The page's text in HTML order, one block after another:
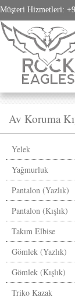
Müşteri Hizmetleri:
Av Koruma
Yelek
Yağmurluk
Pantalon (Yazlık)
Pantalon (Kışlık)
Takım Elbise
Gömlek (Yazlık)
Gömlek (Kışlık)
Triko Kazak